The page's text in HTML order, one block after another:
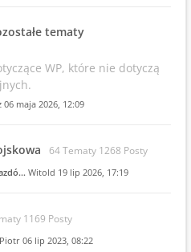
tematy
WP, które nie dotyczą
06 maja 2026, 12:09
64 Tematy 1268 Posty
Witold 19 lip 2026, 17:19
1169 Posty
Piotr 06 lip 2023, 08:22